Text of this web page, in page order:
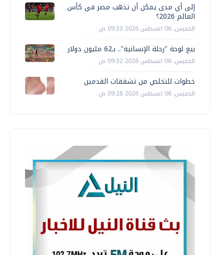
إلى أي مدى يمكن أن تذهب مصر في كأس
العالم 2026؟
الخميس، 06 اغسطس 2026 09:33 ص
بيع لوحة "رحلة الإنسانية".. بـ62 مليون دولار
الخميس، 06 اغسطس 2026 09:32 ص
خطوات للتخلص من تشققات القدمين
الخميس، 06 اغسطس 2026 09:28 ص